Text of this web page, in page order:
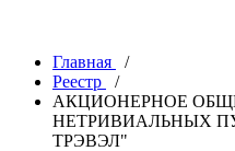
Главная
/
Реестр
/
АКЦИОНЕРНОЕ
НЕТРИВИАЛЬНЫХ
ТРЭВЭЛ"